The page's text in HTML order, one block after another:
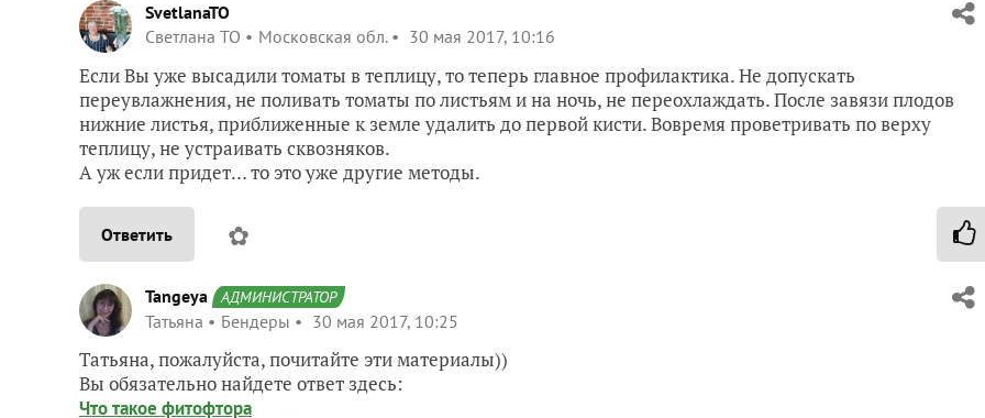
SvetlanaTO
Светлана ТО
Московская обл. 30 мая 2017, 10:16
Если Вы уже высадили томаты в теплицу, то теперь главное профилактика. Не допускать
переувлажнения, не поливать томаты по листьям и на ночь, не переохлаждать. После завязи плодов
нижние листья, приближенные к земле удалить до первой кисти. Вовремя проветривать по верху
теплицу, не устраивать сквозняков.
А уж если придет… то это уже другие методы.
Ответить ✿
Tangeya АДМИНИСТРАТОР
Татьяна Бендеры 30 мая 2017, 10:25
Татьяна, пожалуйста, почитайте эти материалы))
Вы обязательно найдете ответ здесь:
Что такое фитофтора